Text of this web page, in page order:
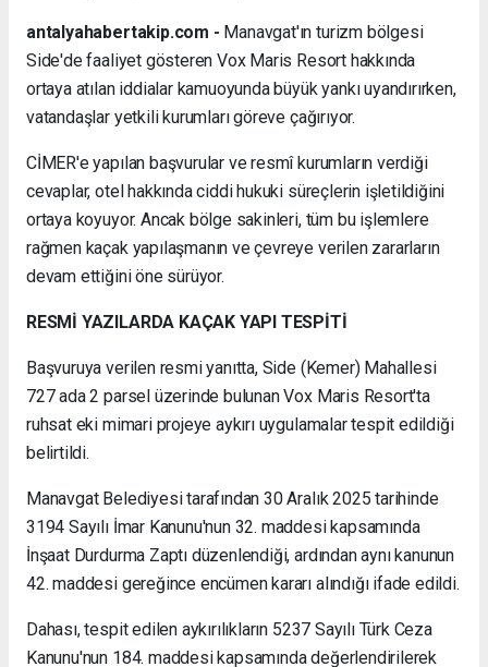
antalyahabertakip.com - Manavgat'ın turizm bölgesi
Side'de faaliyet gösteren Vox Maris Resort hakkında
ortaya atılan iddialar kamuoyunda büyük yankı uyandırırken,
vatandaşlar yetkili kurumları göreve çağırıyor.
CİMER'e yapılan başvurular ve resmî kurumların verdiği
cevaplar, otel hakkında ciddi hukuki süreçlerin işletildiğini
ortaya koyuyor. Ancak bölge sakinleri, tüm bu işlemlere
rağmen kaçak yapılaşmanın ve çevreye verilen zararların
devam ettiğini öne sürüyor.
RESMİ YAZILARDA KAÇAK YAPI TESPİTİ
Başvuruya verilen resmi yanıtta, Side (Kemer) Mahallesi
727 ada 2 parsel üzerinde bulunan Vox Maris Resort'ta
ruhsat eki mimari projeye aykırı uygulamalar tespit edildiği
belirtildi.
Manavgat Belediyesi tarafından 30 Aralık 2025 tarihinde
3194 Sayılı İmar Kanunu'nun 32. maddesi kapsamında
İnşaat Durdurma Zaptı düzenlendiği, ardından aynı kanunun
42. maddesi gereğince encümen kararı alındığı ifade edildi.
Dahası, tespit edilen aykırılıkların 5237 Sayılı Türk Ceza
Kanunu'nun 184. maddesi kapsamında değerlendirilerek